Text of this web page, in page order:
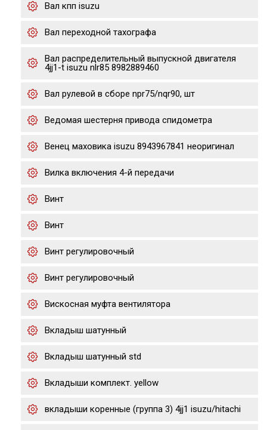
Вал кпп isuzu
Вал переходной тахографа
Вал распределительный выпускной двигателя
4jj1-t isuzu nlr85 8982889460
Вал рулевой в сборе npr75/nqr90, шт
Ведомая шестерня привода спидометра
Венец маховика isuzu 8943967841 неоригинал
Вилка включения 4-й передачи
Винт
Винт
Винт регулировочный
Винт регулировочный
Вискосная муфта вентилятора
Вкладыш шатунный
Вкладыш шатунный std
Вкладыши комплект. yellow
вкладыши коренные (группа 3) 4jj1 isuzu/hitachi